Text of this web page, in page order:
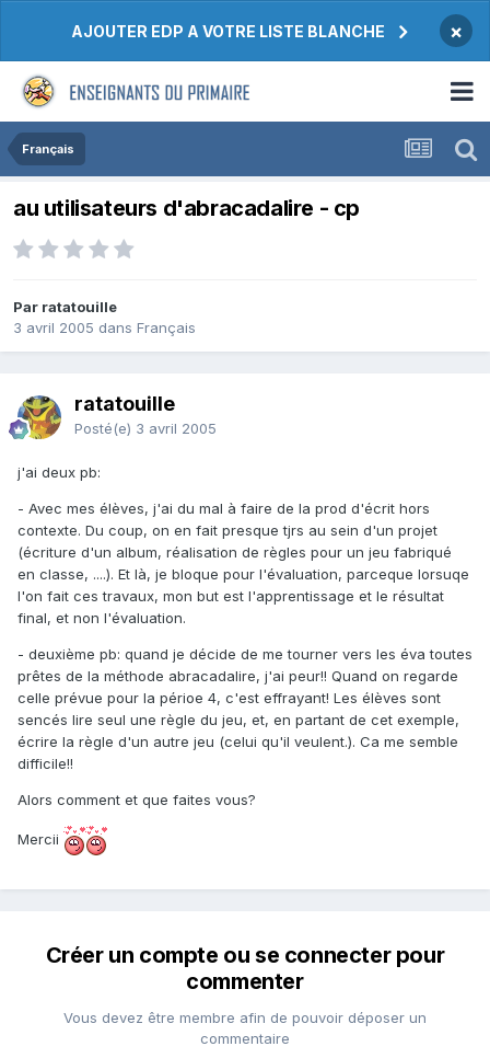
AJOUTER EDP A VOTRE LISTE BLANCHE ×
Français
au utilisateurs d'abracadalire - cp
Par ratatouille
3 avril 2005 dans Français
ratatouille
Posté(e) 3 avril 2005
j'ai deux pb:
- Avec mes élèves, j'ai du mal à faire de la prod d'écrit hors
contexte. Du coup, on en fait presque tjrs au sein d'un projet
(écriture d'un album, réalisation de règles pour un jeu fabriqué
en classe, ....). Et là, je bloque pour l'évaluation, parceque lorsuqe
l'on fait ces travaux, mon but est l'apprentissage et le résultat
final, et non l'évaluation.
- deuxième pb: quand je décide de me tourner vers les éva toutes
prêtes de la méthode abracadalire, j'ai peur!! Quand on regarde
celle prévue pour la périoe 4, c'est effrayant! Les élèves sont
sencés lire seul une règle du jeu, et, en partant de cet exemple,
écrire la règle d'un autre jeu (celui qu'il veulent.). Ca me semble
difficile!!
Alors comment et que faites vous?
Mercii
Créer un compte ou se connecter pour
commenter
Vous devez être membre afin de pouvoir déposer un
commentaire